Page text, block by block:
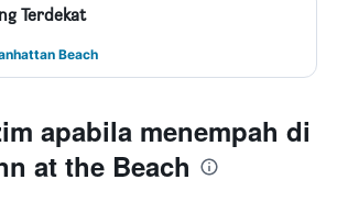
Terdekat
Beach
apabila menempah di
at the Beach